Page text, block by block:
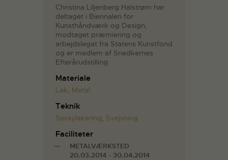
Christina Liljenberg Halstrøm har
deltaget i Biennalen for
Kunsthåndværk og Design,
modtaget præmiering og
arbejdslegat fra Statens Kunstfond
og er medlem af Snedkernes
Efterårudstilling.
Materiale
Lak, Metal
Teknik
Spraylakering, Svejsning
Faciliteter
METALVÆRKSTED
20.03.2014 - 30.04.2014